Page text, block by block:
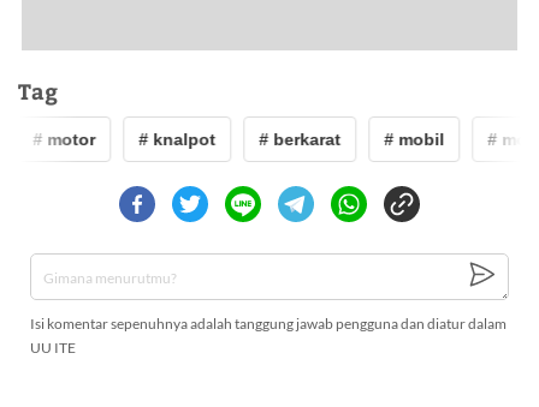
Tag
# motor # knalpot # berkarat # mobil #
Isi komentar sepenuhnya adalah tanggung jawab pengguna dan diatur dalam
UU ITE